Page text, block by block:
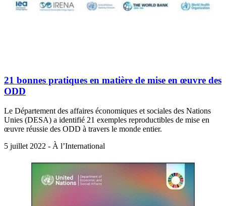
21 bonnes pratiques en matière de mise en œuvre des
ODD
Le Département des affaires économiques et sociales des Nations
Unies (DESA) a identifié 21 exemples reproductibles de mise en
œuvre réussie des ODD à travers le monde entier.
5 juillet 2022 - À l’International